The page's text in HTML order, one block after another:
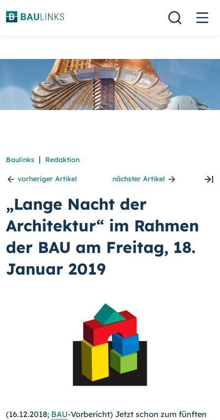
Baulinks | Redaktion
vorheriger Artikel nächster Artikel
„Lange Nacht der
Architektur“ im Rahmen
der BAU am Freitag, 18.
Januar 2019
(16.12.2018; BAU-Vorbericht) Jetzt schon zum fünften